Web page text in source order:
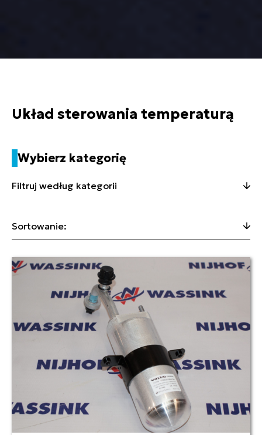
Układ sterowania temperaturą
Wybierz kategorię
Filtruj według kategorii